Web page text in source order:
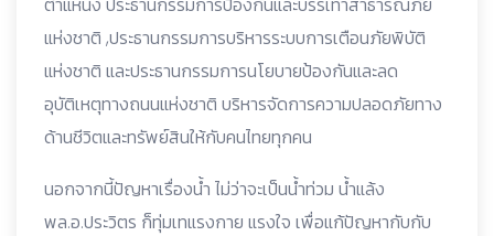
แห่งชาติ ,ประธานกรรมการบริหารระบบการเตือนภัยพิบัติ
แห่งชาติ และประธานกรรมการนโยบายป้องกันและลด
อุบัติเหตุทางถนนแห่งชาติ บริหารจัดการความปลอดภัยทาง
ด้านชีวิตและทรัพย์สินให้กับคนไทยทุกคน
นอกจากนี้ปัญหาเรื่องน้ำ ไม่ว่าจะเป็นน้ำท่วม น้ำแล้ง
พล.อ.ประวิตร ก็ทุ่มเทแรงกาย แรงใจ เพื่อแก้ปัญหากับกับ